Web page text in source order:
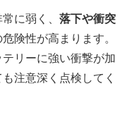
に弱く、 落下や衝突
険性が高まります。
リーに強い衝撃が加
注意深く点検してく